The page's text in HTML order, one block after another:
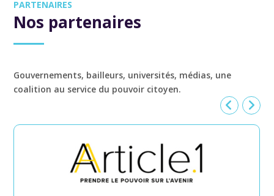
PARTENAIRES
Nos partenaires
Gouvernements, bailleurs, universités, médias, une
coalition au service du pouvoir citoyen.